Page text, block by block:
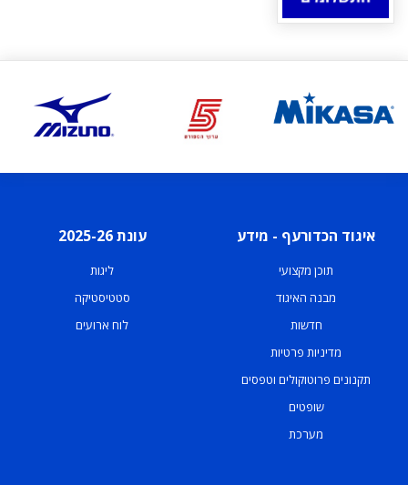
איגוד הכדורעף - מידע
תוכן מקצועי
מבנה האיגוד
חדשות
מדיניות פרטיות
תקנונים פרוטוקולים וטפסים
שופטים
מערכת
עונת 2025-26
ליגות
סטטיסטיקה
לוח ארועים